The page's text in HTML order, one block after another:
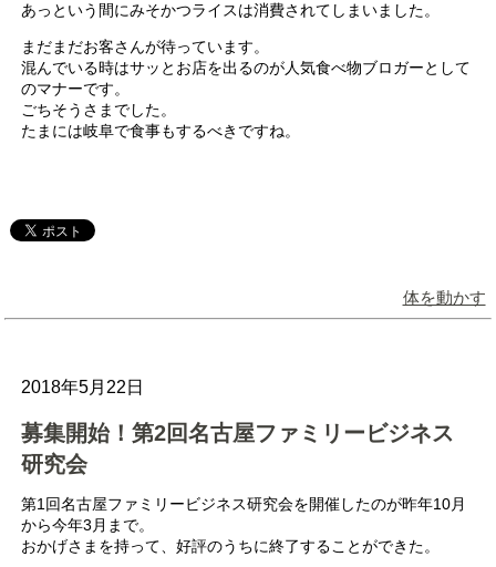
あっという間にみそかつライスは消費されてしまいました。
まだまだお客さんが待っています。
混んでいる時はサッとお店を出るのが人気食べ物ブロガーとして
のマナーです。
ごちそうさまでした。
たまには岐阜で食事もするべきですね。
体を動かす
2018年5月22日
募集開始！第2回名古屋ファミリービジネス
研究会
第1回名古屋ファミリービジネス研究会を開催したのが昨年10月
から今年3月まで。
おかげさまを持って、好評のうちに終了することができた。